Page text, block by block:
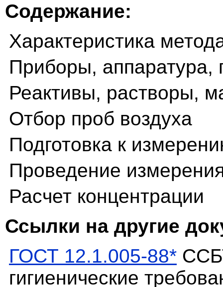
Содержание:
Характеристика
Приборы, аппаратура,
Реактивы, растворы,
Отбор проб воздуха
Подготовка к
Проведение
Расчет концентрации
Ссылки на другие
ГОСТ 12.1.005-88*
гигиенические